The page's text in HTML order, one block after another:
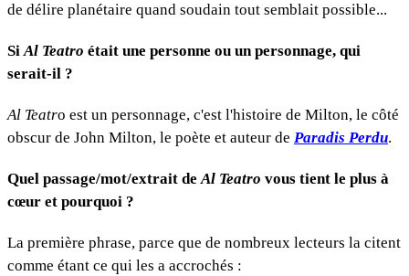
de délire planétaire quand soudain tout semblait possible...
SiAl Teatro était une personne ou un personnage, qui
serait-il ?
Al Teatro est un personnage, c'est l'histoire de Milton, le côté
obscur de John Milton, le poète et auteur de Paradis Perdu.
Quel passage/mot/extrait deAl Teatro vous tient le plus à
cœur et pourquoi ?
La première phrase, parce que de nombreux lecteurs la citent
comme étant ce qui les a accrochés :